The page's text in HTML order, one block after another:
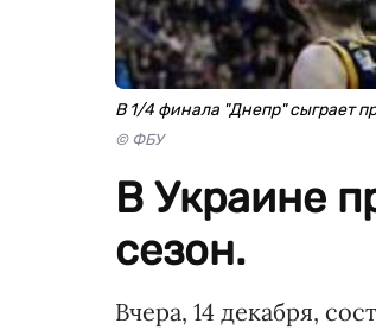
В 1/4 финала "Днепр" сыграет
© ФБУ
В Украине
сезон.
Вчера, 14 декабря,